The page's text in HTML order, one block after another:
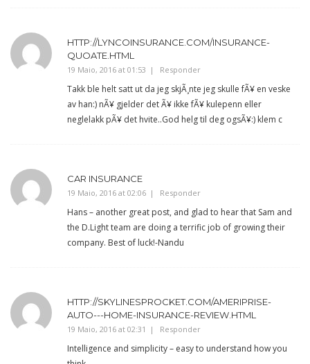
HTTP://LYNCOINSURANCE.COM/INSURANCE-
QUOATE.HTML
19 Maio, 2016 at 01:53 Responder
Takk ble helt satt ut da jeg skjÃ¸nte jeg skulle fÃ¥ en veske
av han:) nÃ¥ gjelder det Ã¥ ikke fÃ¥ kulepenn eller
neglelakk pÃ¥ det hvite..God helg til deg ogsÃ¥:) klem c
CAR INSURANCE
19 Maio, 2016 at 02:06 Responder
Hans – another great post, and glad to hear that Sam and
the D.Light team are doing a terrific job of growing their
company. Best of luck!-Nandu
HTTP://SKYLINESPROCKET.COM/AMERIPRISE-
AUTO---HOME-INSURANCE-REVIEW.HTML
19 Maio, 2016 at 02:31 Responder
Intelligence and simplicity – easy to understand how you